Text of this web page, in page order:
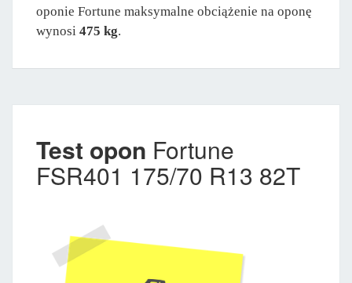
oponie Fortune maksymalne obciążenie na oponę
wynosi 475 kg.
Test opon Fortune
FSR401 175/70 R13 82T